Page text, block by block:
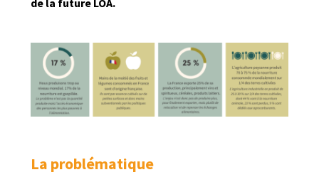
La problématique